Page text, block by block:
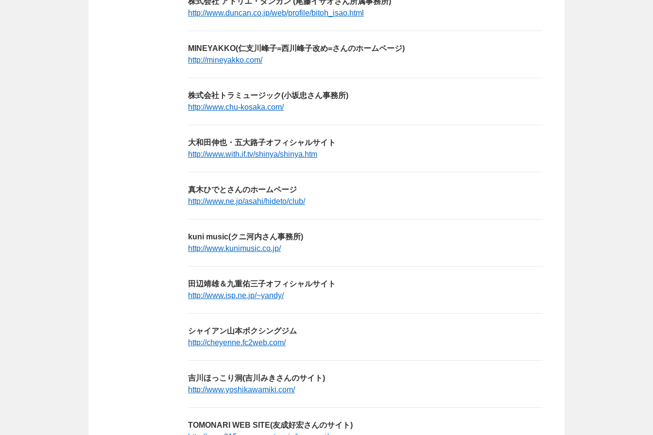
http://www.duncan.co.jp/web/profile/bitoh_isao.html
MINEYAKKO(仁支川峰子=西川峰子改め=さんのホームページ)
http://mineyakko.com/
株式会社トラミュージック(小坂忠さん事務所)
http://www.chu-kosaka.com/
大和田伸也・五大路子オフィシャルサイト
http://www.with.if.tv/shinya/shinya.htm
真木ひでとさんのホームページ
http://www.ne.jp/asahi/hideto/club/
kuni music(クニ河内さん事務所)
http://www.kunimusic.co.jp/
田辺靖雄＆九重佑三子オフィシャルサイト
http://www.isp.ne.jp/~yandy/
シャイアン山本ボクシングジム
http://cheyenne.fc2web.com/
吉川ほっこり洞(吉川みきさんのサイト)
http://www.yoshikawamiki.com/
TOMONARI WEB SITE(友成好宏さんのサイト)